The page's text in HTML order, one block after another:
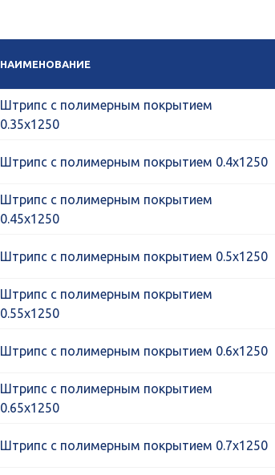
НАИМЕНОВАНИЕ
Штрипс с полимерным покрытием
0.35х1250
Штрипс с полимерным покрытием 0.4х1250
Штрипс с полимерным покрытием
0.45х1250
Штрипс с полимерным покрытием 0.5х1250
Штрипс с полимерным покрытием
0.55х1250
Штрипс с полимерным покрытием 0.6х1250
Штрипс с полимерным покрытием
0.65х1250
Штрипс с полимерным покрытием 0.7х1250